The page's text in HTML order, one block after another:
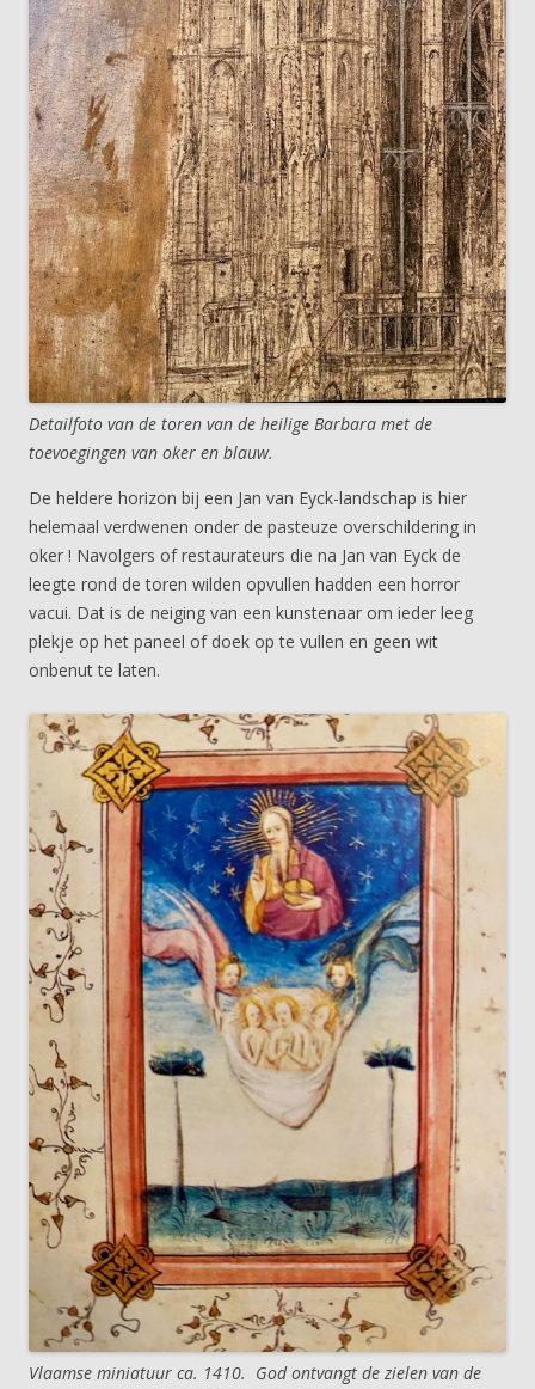
Detailfoto van de toren van de heilige Barbara met de
toevoegingen van oker en blauw.
De heldere horizon bij een Jan van Eyck-landschap is hier
helemaal verdwenen onder de pasteuze overschildering in
oker ! Navolgers of restaurateurs die na Jan van Eyck de
leegte rond de toren wilden opvullen hadden een horror
vacui. Dat is de neiging van een kunstenaar om ieder leeg
plekje op het paneel of doek op te vullen en geen wit
onbenut te laten.
Vlaamse miniatuur ca. 1410. God ontvangt de zielen van de